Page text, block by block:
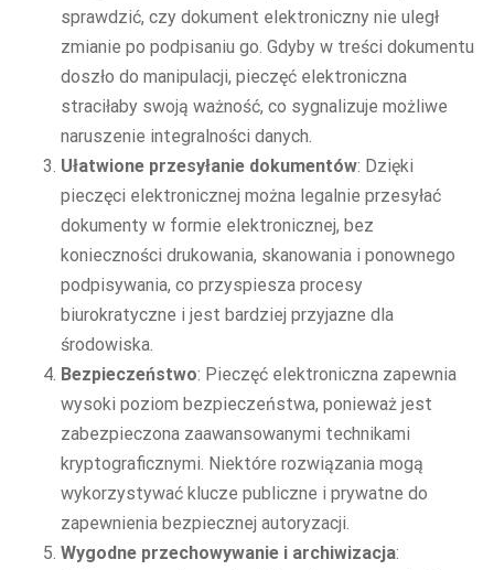
sprawdzić, czy dokument elektroniczny nie uległ
zmianie po podpisaniu go. Gdyby w treści dokumentu
doszło do manipulacji, pieczęć elektroniczna
straciłaby swoją ważność, co sygnalizuje możliwe
naruszenie integralności danych.
Ułatwione przesyłanie dokumentów: Dzięki
pieczęci elektronicznej można legalnie przesyłać
dokumenty w formie elektronicznej, bez
konieczności drukowania, skanowania i ponownego
podpisywania, co przyspiesza procesy
biurokratyczne i jest bardziej przyjazne dla
środowiska.
Bezpieczeństwo: Pieczęć elektroniczna zapewnia
wysoki poziom bezpieczeństwa, ponieważ jest
zabezpieczona zaawansowanymi technikami
kryptograficznymi. Niektóre rozwiązania mogą
wykorzystywać klucze publiczne i prywatne do
zapewnienia bezpiecznej autoryzacji.
Wygodne przechowywanie i archiwizacja: